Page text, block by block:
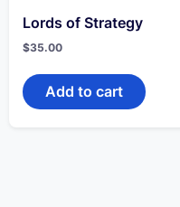
Lords of Strategy
$35.00
Add to cart